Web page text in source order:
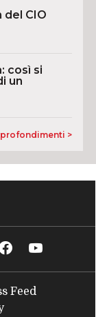
del CIO
così si
un
>
Feed